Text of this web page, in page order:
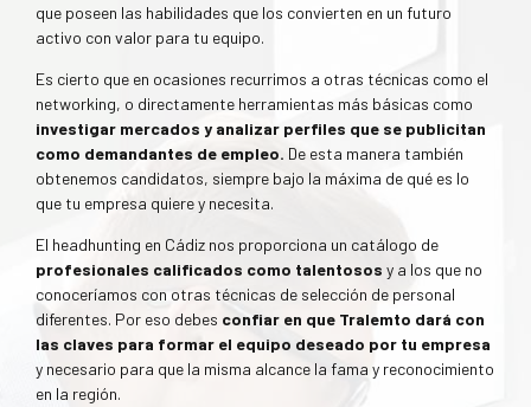
que poseen las habilidades que los convierten en un futuro
activo con valor para tu equipo.
Es cierto que en ocasiones recurrimos a otras técnicas como el
networking, o directamente herramientas más básicas como
investigar mercados y analizar perfiles que se publicitan
como demandantes de empleo. De esta manera también
obtenemos candidatos, siempre bajo la máxima de qué es lo
que tu empresa quiere y necesita.
El headhunting en Cádiz nos proporciona un catálogo de
profesionales calificados como talentosos y a los que no
conoceríamos con otras técnicas de selección de personal
diferentes. Por eso debes confiar en que Tralemto dará con
las claves para formar el equipo deseado por tu empresa
y necesario para que la misma alcance la fama y reconocimiento
en la región.